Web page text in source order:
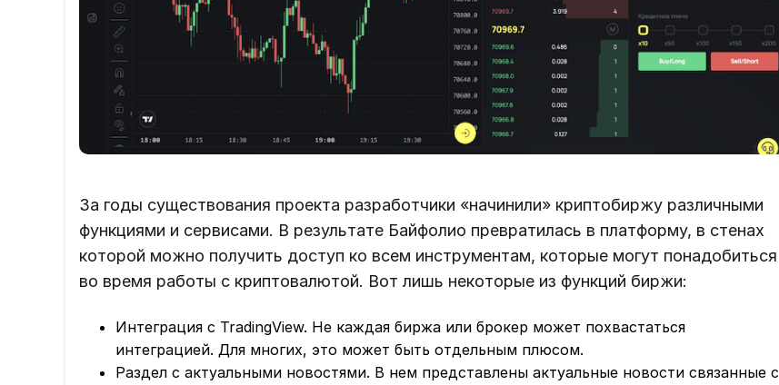
За годы существования проекта разработчики «начинили» криптобиржу различными
функциями и сервисами. В результате Байфолио превратилась в платформу, в стенах
которой можно получить доступ ко всем инструментам, которые могут понадобиться
во время работы с криптовалютой. Вот лишь некоторые из функций биржи:
Интеграция с TradingView. Не каждая биржа или брокер может похвастаться
интеграцией. Для многих, это может быть отдельным плюсом.
Раздел с актуальными новостями. В нем представлены актуальные новости связанные с